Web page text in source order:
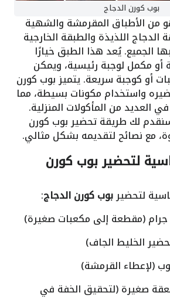
بوب كورن الدجاج
من الأطباق المقرمشة والشهية
اللذيذة والطبقة الخارجية
الجميع. يُعد هذا الطبق خيارًا
أو مكمل لوجبة رئيسية، ويمكن
أو كوجبة سريعة. يتميز بوب كورن
واستخدام مكونات بسيطة، مما
العديد من المأكولات المنزلية.
لك طريقة تحضير بوب كورن
مع نصائح لتقديمه بشكل مثالي.
لتحضير بوب كورن
لتحضيربوب كورن الدجاج:
باودر: 1 ملعقة صغيرة (لتحقيق الخفة في